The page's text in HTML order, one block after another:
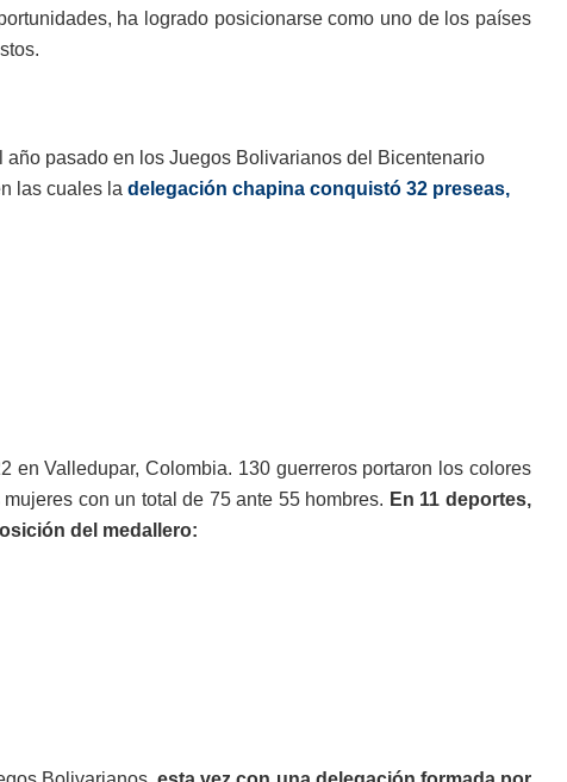
ha logrado posicionarse como uno de los países
pasado en los Juegos Bolivarianos del Bicentenario
las cuales la delegación chapina conquistó 32 preseas,
Valledupar, Colombia. 130 guerreros portaron los colores
con un total de 75 ante 55 hombres. En 11 deportes,
del medallero: